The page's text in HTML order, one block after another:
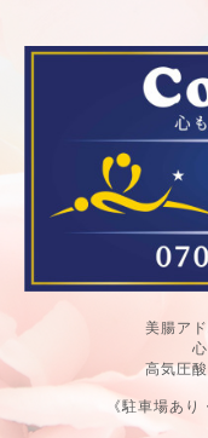
美腸ア
高気圧
《駐車場あ